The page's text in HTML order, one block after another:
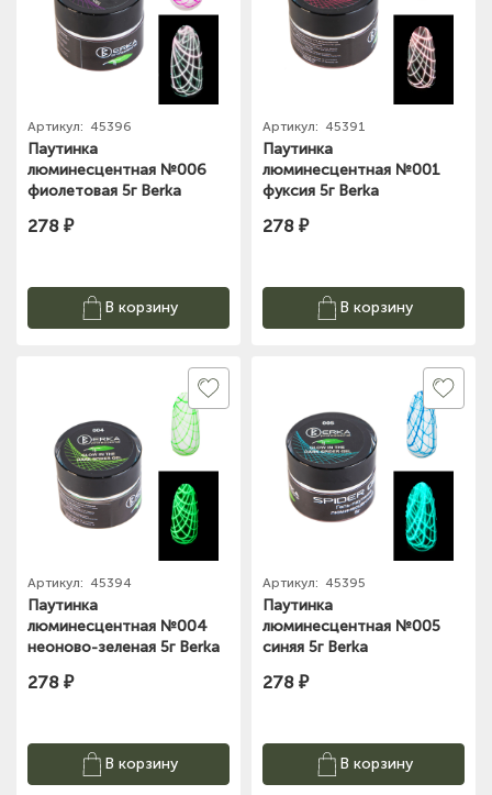
Артикул: 45396
Паутинка
люминесцентная №006
фиолетовая 5г Berka
278 ₽
В корзину
Артикул: 45391
Паутинка
люминесцентная №001
фуксия 5г Berka
278 ₽
В корзину
Артикул: 45394
Паутинка
люминесцентная №004
неоново-зеленая 5г Berka
278 ₽
В корзину
Артикул: 45395
Паутинка
люминесцентная №005
синяя 5г Berka
278 ₽
В корзину